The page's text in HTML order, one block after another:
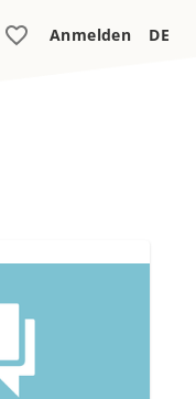
Anmelden DE